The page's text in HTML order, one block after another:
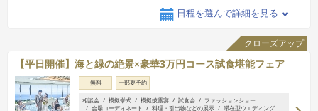
日程を選んで詳細を見る
クローズアップ
【平日開催】海と緑の絶景×豪華3万円コース試食堪能フェア
無料 一部要予約
相談会 模擬挙式 模擬披露宴 試食会
ファッションショー
会場コーディネート
料理・引出物などの展示
滞在型ウエディング